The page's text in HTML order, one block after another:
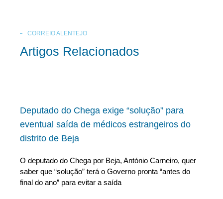
CORREIO ALENTEJO
Artigos Relacionados
Deputado do Chega exige “solução” para
eventual saída de médicos estrangeiros do
distrito de Beja
O deputado do Chega por Beja, António Carneiro, quer
saber que “solução” terá o Governo pronta “antes do
final do ano” para evitar a saída